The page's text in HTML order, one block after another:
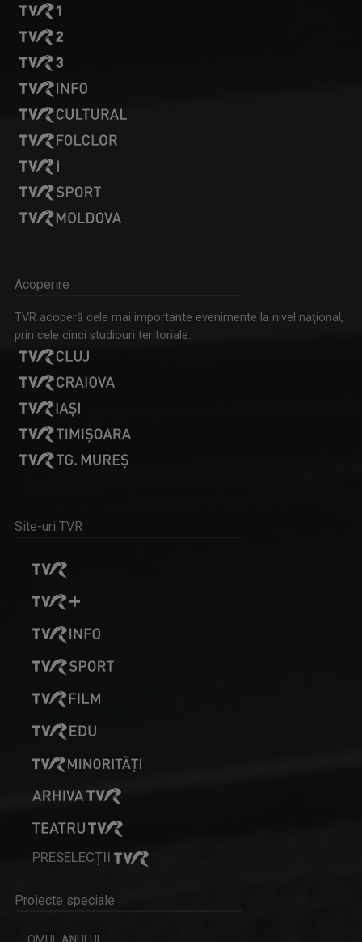
PRIDVOARELE CREDINȚEI
Emisiune cu specific religios (ortodox)
FORUM ECONOMIC
Dezbatere pe teme economice
ARENA
Emisiune cu specific sportiv, care abordează ...
CARAVANA TVR3 LA TINE ACASĂ
RALUCA AFTENE
Realizator de emisiuni şi prezentator la TVR ...
Prezintă emisiunea Arena.
MARGA ANDREESCU
A început să lucreze la TVR Iaşi în 1998 în ...
Acoperire
TVR acoperă cele mai importante evenimente la nivel naţional,
prin cele cinci studiouri teritoriale:
Site-uri TVR
PRESELECȚII
Proiecte speciale